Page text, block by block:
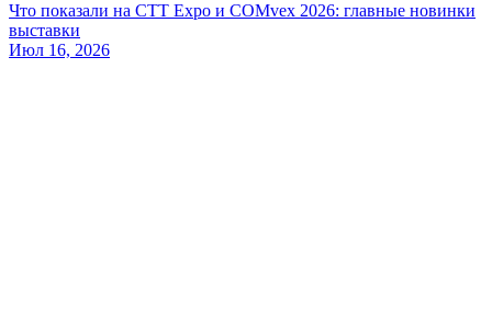
Что показали на CTT Expo и COMvex 2026: главные новинки
выставки
Июл 16, 2026